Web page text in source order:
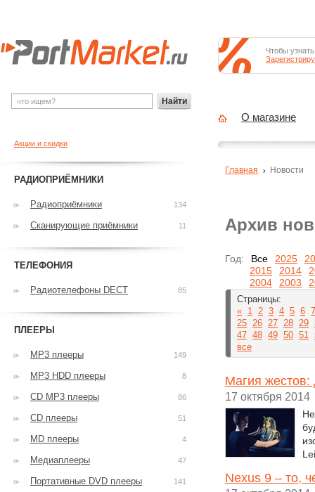
Архив
Год: Все 2025
2015
2014
2004
2003
Страницы:
« 1 2 3 4 5 6 7
25 26 27 28 29
47 48 49 50 51
все
Магия жестов:
17 октября 2014
Nexus 9 – то,
Главная Новости
Акции и скидки
РАДИОПРИЁМНИКИ
Радиоприёмники 134
Сканирующие приёмники 11
ТЕЛЕФОНИЯ
Радиотелефоны DECT 85
ПЛЕЕРЫ
MP3 плееры 149
MP3 HDD плееры 8
CD MP3 плееры 86
CD плееры 51
MD плееры 4
Медиаплееры 47
Портативные DVD плееры 141
Найти
Чтобы
О магазине